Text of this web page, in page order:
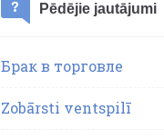
Pēdējie jautājumi
Брак в торговле
Zobārsti ventspilī